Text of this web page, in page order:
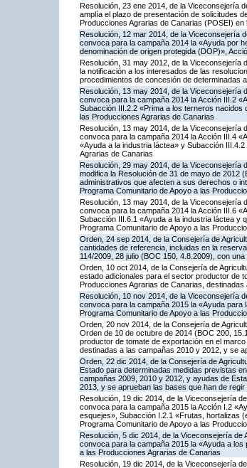
Resolución, 23 ene 2014, de la Viceconsejería
amplía el plazo de presentación de solicitudes
Producciones Agrarias de Canarias (POSEI) en
Resolución, 12 mar 2014, de la Viceconsejería
convoca para la campaña 2014 la «Ayuda por
denominación de origen protegida (DOP)»,
Resolución, 31 may 2012, de la
la notificación a los interesados de las
procedimientos de concesión de determinadas
Resolución, 13 may 2014, de la
convoca para la campaña 2014 la Acción III.2
Subacción III.2.2 «Prima a los terneros
las Producciones Agrarias de Canarias
Resolución, 13 may 2014, de la
convoca para la campaña 2014 la Acción III.4
«Ayuda a la industria láctea» y Subacción
Agrarias de Canarias
Resolución, 29 may 2014, de la
modifica la Resolución de 31 de mayo de 2012
administrativos que afecten a sus derechos o
Programa Comunitario de Apoyo a las
Resolución, 13 may 2014, de la
convoca para la campaña 2014 la Acción III.6
Subacción III.6.1 «Ayuda a la industria láctea y
Programa Comunitario de Apoyo a las
Orden, 24 sep 2014, de la Consejería de
cantidades de referencia, incluidas en la
114/2009, 28 julio (BOC 150, 4.8.2009), con
Orden, 10 oct 2014, de la Consejería de
estado adicionales para el sector productor de
Producciones Agrarias de Canarias,
Resolución, 10 nov 2014, de la Viceconsejería
convoca para la campaña 2015 la «Ayuda para
Programa Comunitario de Apoyo a las
Orden, 20 nov 2014, de la Consejería de
Orden de 10 de octubre de 2014 (BOC 200,
productor de tomate de exportación en el
destinadas a las campañas 2010 y 2012, y se
Orden, 22 dic 2014, de la Consejería de
Estado para determinadas medidas previstas
campañas 2009, 2010 y 2012, y ayudas de
2013, y se aprueban las bases que han de regir
Resolución, 19 dic 2014, de la Viceconsejería
convoca para la campaña 2015 la Acción I.2
esquejes», Subacción I.2.1 «Frutas, hortalizas
Programa Comunitario de Apoyo a las
Resolución, 5 dic 2014, de la Viceconsejería
convoca para la campaña 2015 la «Ayuda a
a las Producciones Agrarias de Canarias
Resolución, 19 dic 2014, de la Viceconsejería